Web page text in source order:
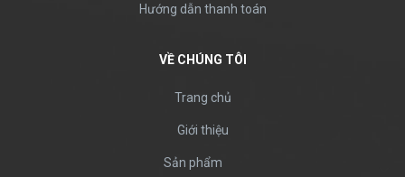
Hướng dẫn thanh toán
VỀ CHÚNG TÔI
Trang chủ
Giới thiệu
Sản phẩm